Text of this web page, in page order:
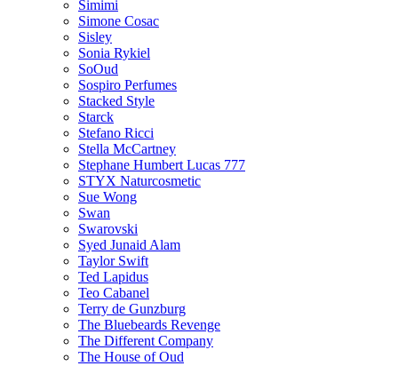
Simimi
Simone Cosac
Sisley
Sonia Rykiel
SoOud
Sospiro Perfumes
Stacked Style
Starck
Stefano Ricci
Stella McCartney
Stephane Humbert Lucas 777
STYX Naturсosmetic
Sue Wong
Swan
Swarovski
Syed Junaid Alam
Taylor Swift
Ted Lapidus
Teo Cabanel
Terry de Gunzburg
The Bluebeards Revenge
The Different Company
The House of Oud